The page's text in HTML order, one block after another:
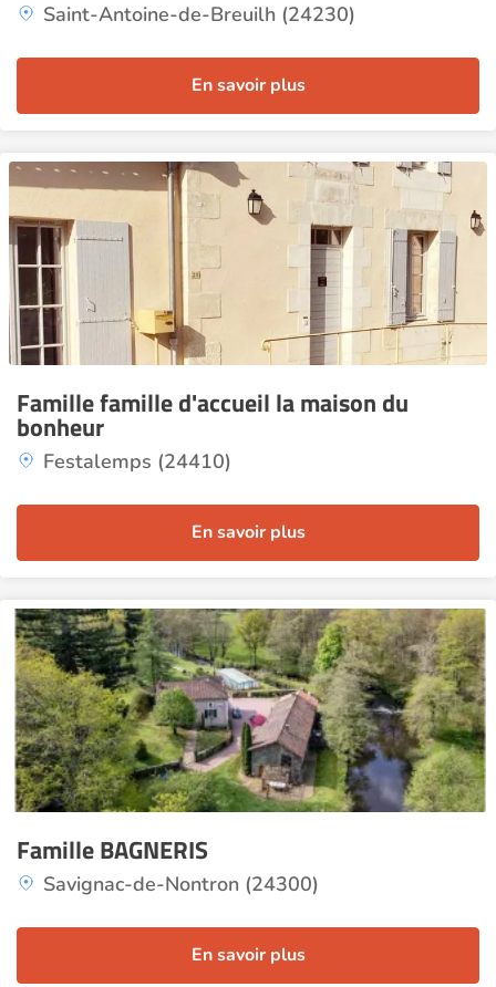
Saint-Antoine-de-Breuilh (24230)
En savoir plus
Famille famille d'accueil la maison du
bonheur
Festalemps (24410)
En savoir plus
Famille BAGNERIS
Savignac-de-Nontron (24300)
En savoir plus